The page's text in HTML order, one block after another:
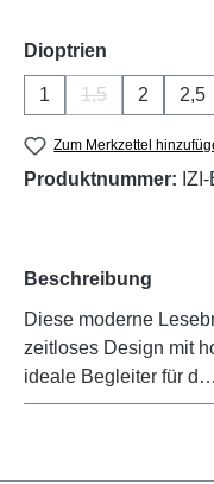
Dioptrien
1 1,5
(Diese Option
2 2,5
Zum Merkzettel
Produktnummer:
Beschreibung
Diese moderne
zeitloses Design mit
ideale Begleiter für d…